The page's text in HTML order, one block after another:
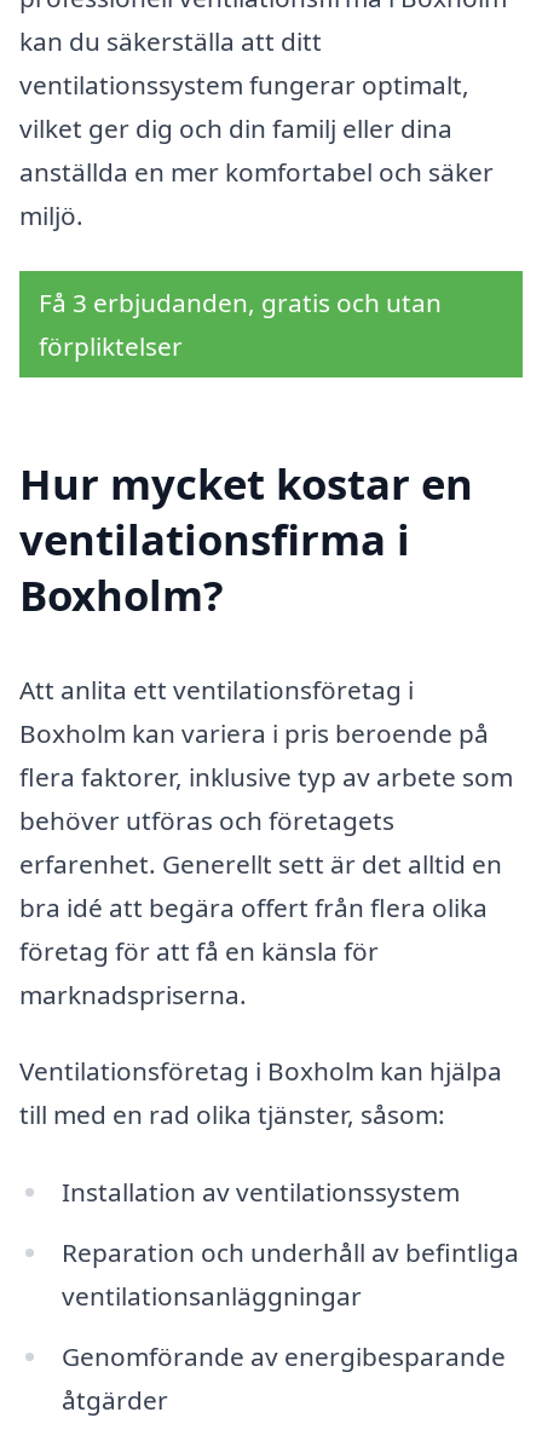
kan du säkerställa att ditt
ventilationssystem fungerar optimalt,
vilket ger dig och din familj eller dina
anställda en mer komfortabel och säker
miljö.
Få 3 erbjudanden, gratis och utan
förpliktelser
Hur mycket kostar en
ventilationsfirma i
Boxholm?
Att anlita ett ventilationsföretag i
Boxholm kan variera i pris beroende på
flera faktorer, inklusive typ av arbete som
behöver utföras och företagets
erfarenhet. Generellt sett är det alltid en
bra idé att begära offert från flera olika
företag för att få en känsla för
marknadspriserna.
Ventilationsföretag i Boxholm kan hjälpa
till med en rad olika tjänster, såsom:
Installation av ventilationssystem
Reparation och underhåll av befintliga
ventilationsanläggningar
Genomförande av energibesparande
åtgärder